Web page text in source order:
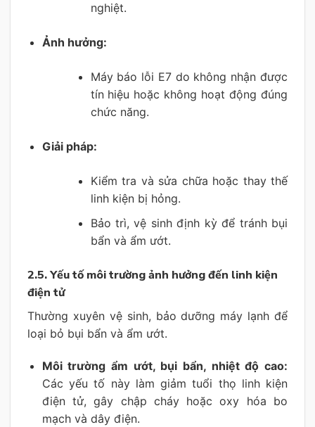
nghiệt.
Ảnh hưởng:
Máy báo lỗi E7 do không nhận được
tín hiệu hoặc không hoạt động đúng
chức năng.
Giải pháp:
Kiểm tra và sửa chữa hoặc thay thế
linh kiện bị hỏng.
Bảo trì, vệ sinh định kỳ để tránh bụi
bẩn và ẩm ướt.
2.5. Yếu tố môi trường ảnh hưởng đến linh kiện
điện tử
Thường xuyên vệ sinh, bảo dưỡng máy lạnh để
loại bỏ bụi bẩn và ẩm ướt.
Môi trường ẩm ướt, bụi bẩn, nhiệt độ cao:
Các yếu tố này làm giảm tuổi thọ linh kiện
điện tử, gây chập cháy hoặc oxy hóa bo
mạch và dây điện.